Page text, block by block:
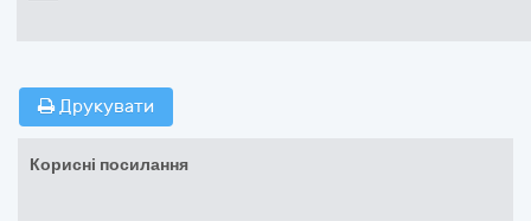
Друкувати
Корисні посилання